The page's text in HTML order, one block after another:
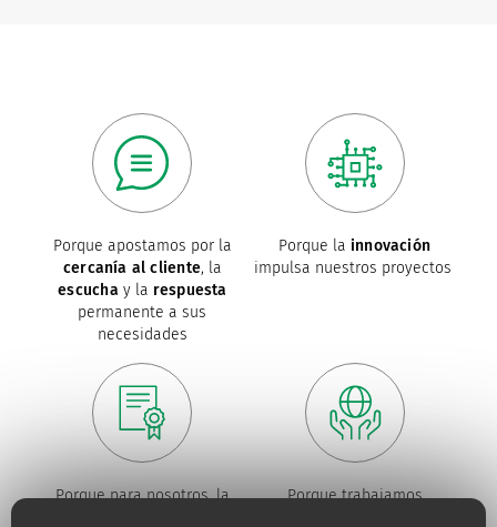
Porque apostamos por la
cercanía al cliente, la
escucha y la respuesta
permanente a sus
necesidades
Porque la innovación
impulsa nuestros proyectos
Porque para nosotros, la
Porque trabajamos